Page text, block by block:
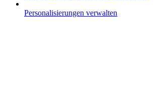
Personalisierungen verwalten